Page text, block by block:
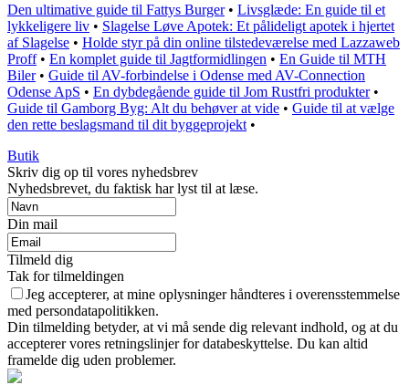
Den ultimative guide til Fattys Burger• Livsglæde: En guide til et
lykkeligere liv • Slagelse Løve Apotek: Et pålideligt apotek i hjertet
af Slagelse • Holde styr på din online tilstedeværelse med Lazzaweb
Proff• En komplet guide til Jagtformidlingen • En Guide til MTH
Biler• Guide til AV-forbindelse i Odense med AV-Connection
Odense ApS • En dybdegående guide til Jom Rustfri produkter•
Guide til Gamborg Byg: Alt du behøver at vide • Guide til at vælge
den rette beslagsmand til dit byggeprojekt •
Butik
Skriv dig op til vores nyhedsbrev
Nyhedsbrevet, du faktisk har lyst til at læse.
Din mail
Tilmeld dig
Tak for tilmeldingen
Jeg accepterer, at mine oplysninger håndteres i overensstemmelse
med persondatapolitikken.
Din tilmelding betyder, at vi må sende dig relevant indhold, og at du
accepterer vores retningslinjer for databeskyttelse. Du kan altid
framelde dig uden problemer.